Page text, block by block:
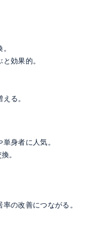
果的。
る。
身者に人気。
。
の改善につながる。